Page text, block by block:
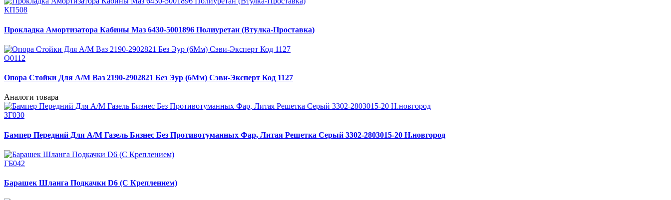
КП508
Прокладка Амортизатора Кабины Маз 6430-5001896 Полиуретан (Втулка-Проставка)
О0112
Опора Стойки Для А/М Ваз 2190-2902821 Без Эур (6Мм) Сэви-Эксперт Код 1127
Аналоги товара
ЗГ030
Бампер Передний Для А/М Газель Бизнес Без Противотуманных Фар, Литая Решетка Серый 3302-2803015-20 Н.новгород
ГБ042
Барашек Шланга Подкачки D6 (С Креплением)